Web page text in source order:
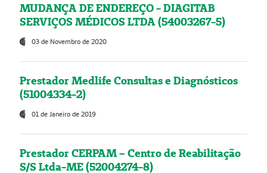
MUDANÇA DE ENDEREÇO - DIAGITAB
SERVIÇOS MÉDICOS LTDA (54003267-5)
03 de Novembro de 2020
Prestador Medlife Consultas e Diagnósticos
(51004334-2)
01 de Janeiro de 2019
Prestador CERPAM – Centro de Reabilitação
S/S Ltda-ME (52004274-8)